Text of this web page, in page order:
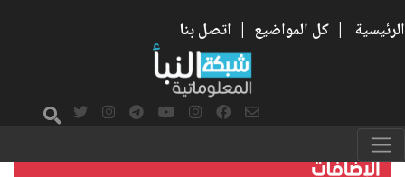
الرئيسية | كل المواضيع | اتصل بنا